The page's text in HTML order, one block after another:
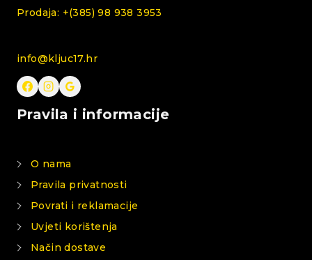
Prodaja: +(385) 98 938 3953
info@kljuc17.hr
Pravila i informacije
O nama
Pravila privatnosti
Povrati i reklamacije
Uvjeti korištenja
Način dostave